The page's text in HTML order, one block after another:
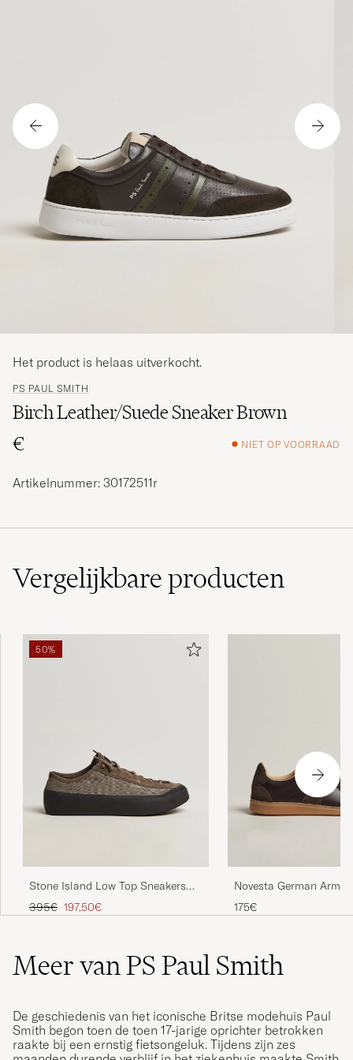
PS PAUL SMITH
Birch Leather/Suede Sneaker Brown
€
NIET OP VOORRAAD
Het product is helaas uitverkocht.
Artikelnummer: 30172511r
Vergelijkbareproducten
50%
Stone Island Low Top Sneakers
Ash Brown
Reguliere prijs
395€ Verlaagd prijs
197,50€
Novesta German Army
Dark Brown
175€
Meer van PS Paul Smith
De geschiedenis van het iconische Britse modehuis Paul
Smith begon toen de toen 17-jarige oprichter betrokken
raakte bij een ernstig fietsongeluk. Tijdens zijn zes